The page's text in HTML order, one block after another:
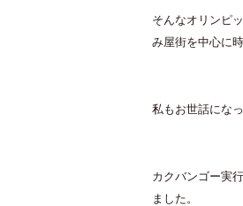
そんなオリンピ
み屋街を中心に
私もお世話にな
カクバンゴー実
ました。